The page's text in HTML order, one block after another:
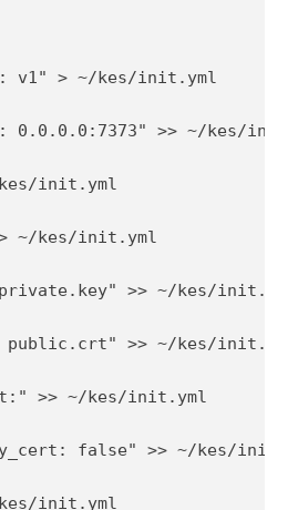
v1" > ~/kes/init.yml
0.0.0.0:7373" >> ~/kes/
init.yml
~/kes/init.yml
>> ~/kes/init.yml
>> ~/kes/init.yml
>> ~/kes/init.yml
init.yml